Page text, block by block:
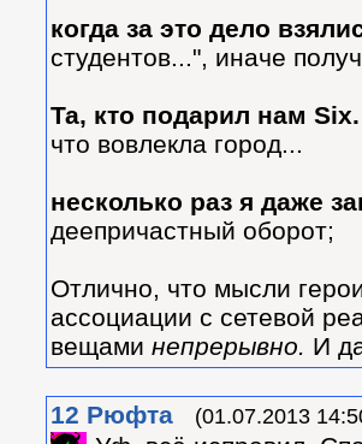
когда за это дело
студентов...", иначе
Та, кто подарил нам
что вовлекла город...
несколько раз я даже
деепричастный оборот;
Отлично, что мысли
ассоциации с сетевой
вещами непрерывно. И
12 Рюфта (01.07.2013